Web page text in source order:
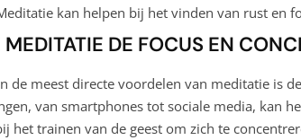
kan helpen bij het vinden van rust en
MEDITATIE DE FOCUS EN
de meest directe voordelen van meditatie is
van smartphones tot sociale media, kan
het trainen van de geest om zich te